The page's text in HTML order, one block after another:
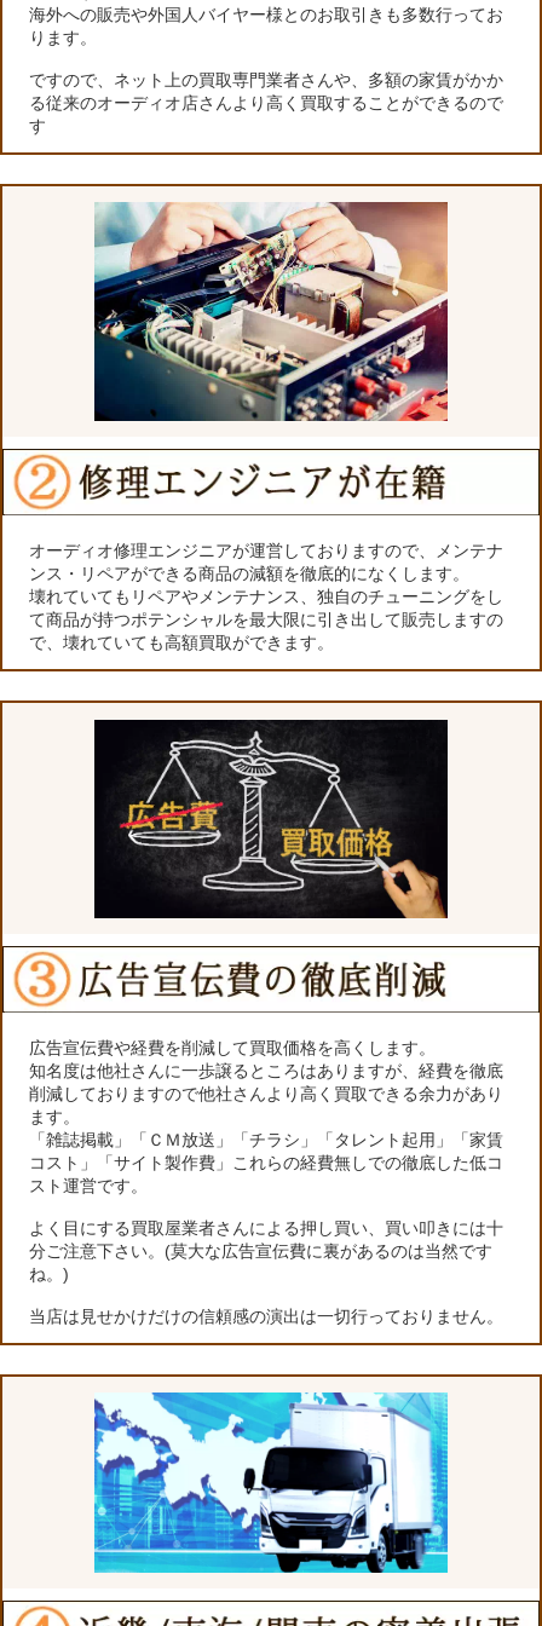
海外への販売や外国人バイヤー様とのお取引きも多数行ってお
ります。
ですので、ネット上の買取専門業者さんや、多額の家賃がかか
る従来のオーディオ店さんより高く買取することができるので
す
オーディオ修理エンジニアが運営しておりますので、メンテナ
ンス・リペアができる商品の減額を徹底的になくします。
壊れていてもリペアやメンテナンス、独自のチューニングをし
て商品が持つポテンシャルを最大限に引き出して販売しますの
で、壊れていても高額買取ができます。
広告宣伝費や経費を削減して買取価格を高くします。
知名度は他社さんに一歩譲るところはありますが、経費を徹底
削減しておりますので他社さんより高く買取できる余力があり
ます。
「雑誌掲載」「ＣＭ放送」「チラシ」「タレント起用」「家賃
コスト」「サイト製作費」これらの経費無しでの徹底した低コ
スト運営です。
よく目にする買取屋業者さんによる押し買い、買い叩きには十
分ご注意下さい。(莫大な広告宣伝費に裏があるのは当然です
ね。)
当店は見せかけだけの信頼感の演出は一切行っておりません。